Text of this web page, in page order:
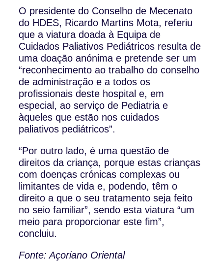
O presidente do Conselho de Mecenato
do HDES, Ricardo Martins Mota, referiu
que a viatura doada à Equipa de
Cuidados Paliativos Pediátricos resulta de
uma doação anónima e pretende ser um
“reconhecimento ao trabalho do conselho
de administração e a todos os
profissionais deste hospital e, em
especial, ao serviço de Pediatria e
àqueles que estão nos cuidados
paliativos pediátricos”.
“Por outro lado, é uma questão de
direitos da criança, porque estas crianças
com doenças crónicas complexas ou
limitantes de vida e, podendo, têm o
direito a que o seu tratamento seja feito
no seio familiar”, sendo esta viatura “um
meio para proporcionar este fim”,
concluiu.
Fonte: Açoriano Oriental